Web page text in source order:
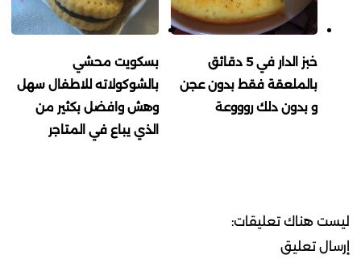
خبز الدار في 5 دقائق
بالملعقة فقط بدون عجن
و بدون دلك روووعة
بسكويت محشي
بالشوكولاته للاطفال سهل
وهش وافضل بكثير من
الذي يباع في المتاجر
ليست هناك تعليقات:
إرسال تعليق